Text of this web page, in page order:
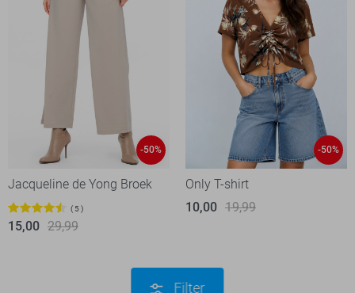
-50%
Jacqueline de Yong Broek
5
15,00 29,99
-50%
Only T-shirt
10,00 19,99
Filter